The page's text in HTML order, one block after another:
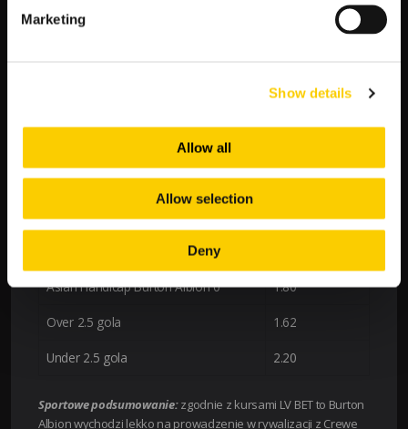
Marketing
Show details
Allow all
Allow selection
Deny
przewagę nie tylko w kursie na zwycięstwo, ale również w
kluczowych zakładach związanych z handicapem i liczbą goli.
Burton Albion – zwycięstwo 2.38
Remis 3.45
Crewe Alexandra – zwycięstwo
Asian Handicap Burton Albion 0 1.80
Over 2.5 gola 1.62
Under 2.5 gola 2.20
Sportowe podsumowanie:zgodnie z kursami LV BET to Burton
Albion wychodzi lekko na prowadzenie w rywalizacji z Crewe